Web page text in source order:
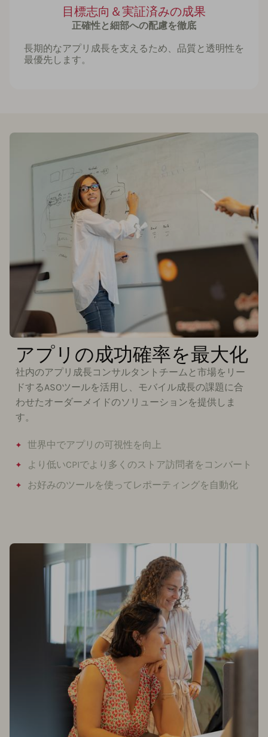
目標志向＆実証済みの成果
正確性と細部への配慮を徹底
長期的なアプリ成長を支えるため、品質と透明性を
最優先します。
アプリの成功確率を最大化
社内のアプリ成長コンサルタントチームと市場をリー
ドするASOツールを活用し、モバイル成長の課題に合
わせたオーダーメイドのソリューションを提供しま
す。
世界中でアプリの可視性を向上
より低いCPIでより多くのストア訪問者をコンバート
お好みのツールを使ってレポーティングを自動化